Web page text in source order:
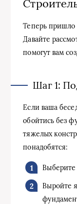
Теперь пришло
Давайте
помогут вам
Шаг 1:
Если ваша
обойтись без
тяжелых
понадобятся:
Выберите
Выройте